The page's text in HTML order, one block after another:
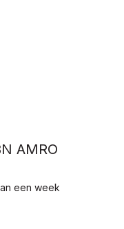
AMRO
een week